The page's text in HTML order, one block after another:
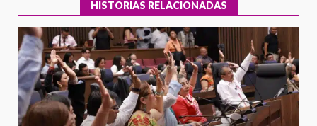
HISTORIAS RELACIONADAS